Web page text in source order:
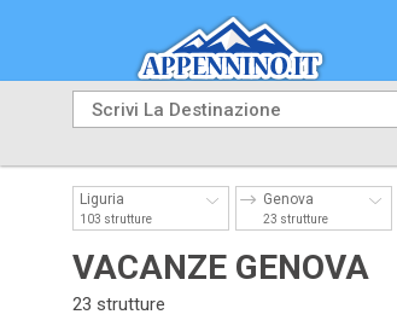
Liguria
103 strutture
Genova
23 strutture
VACANZE GENOVA
23 strutture